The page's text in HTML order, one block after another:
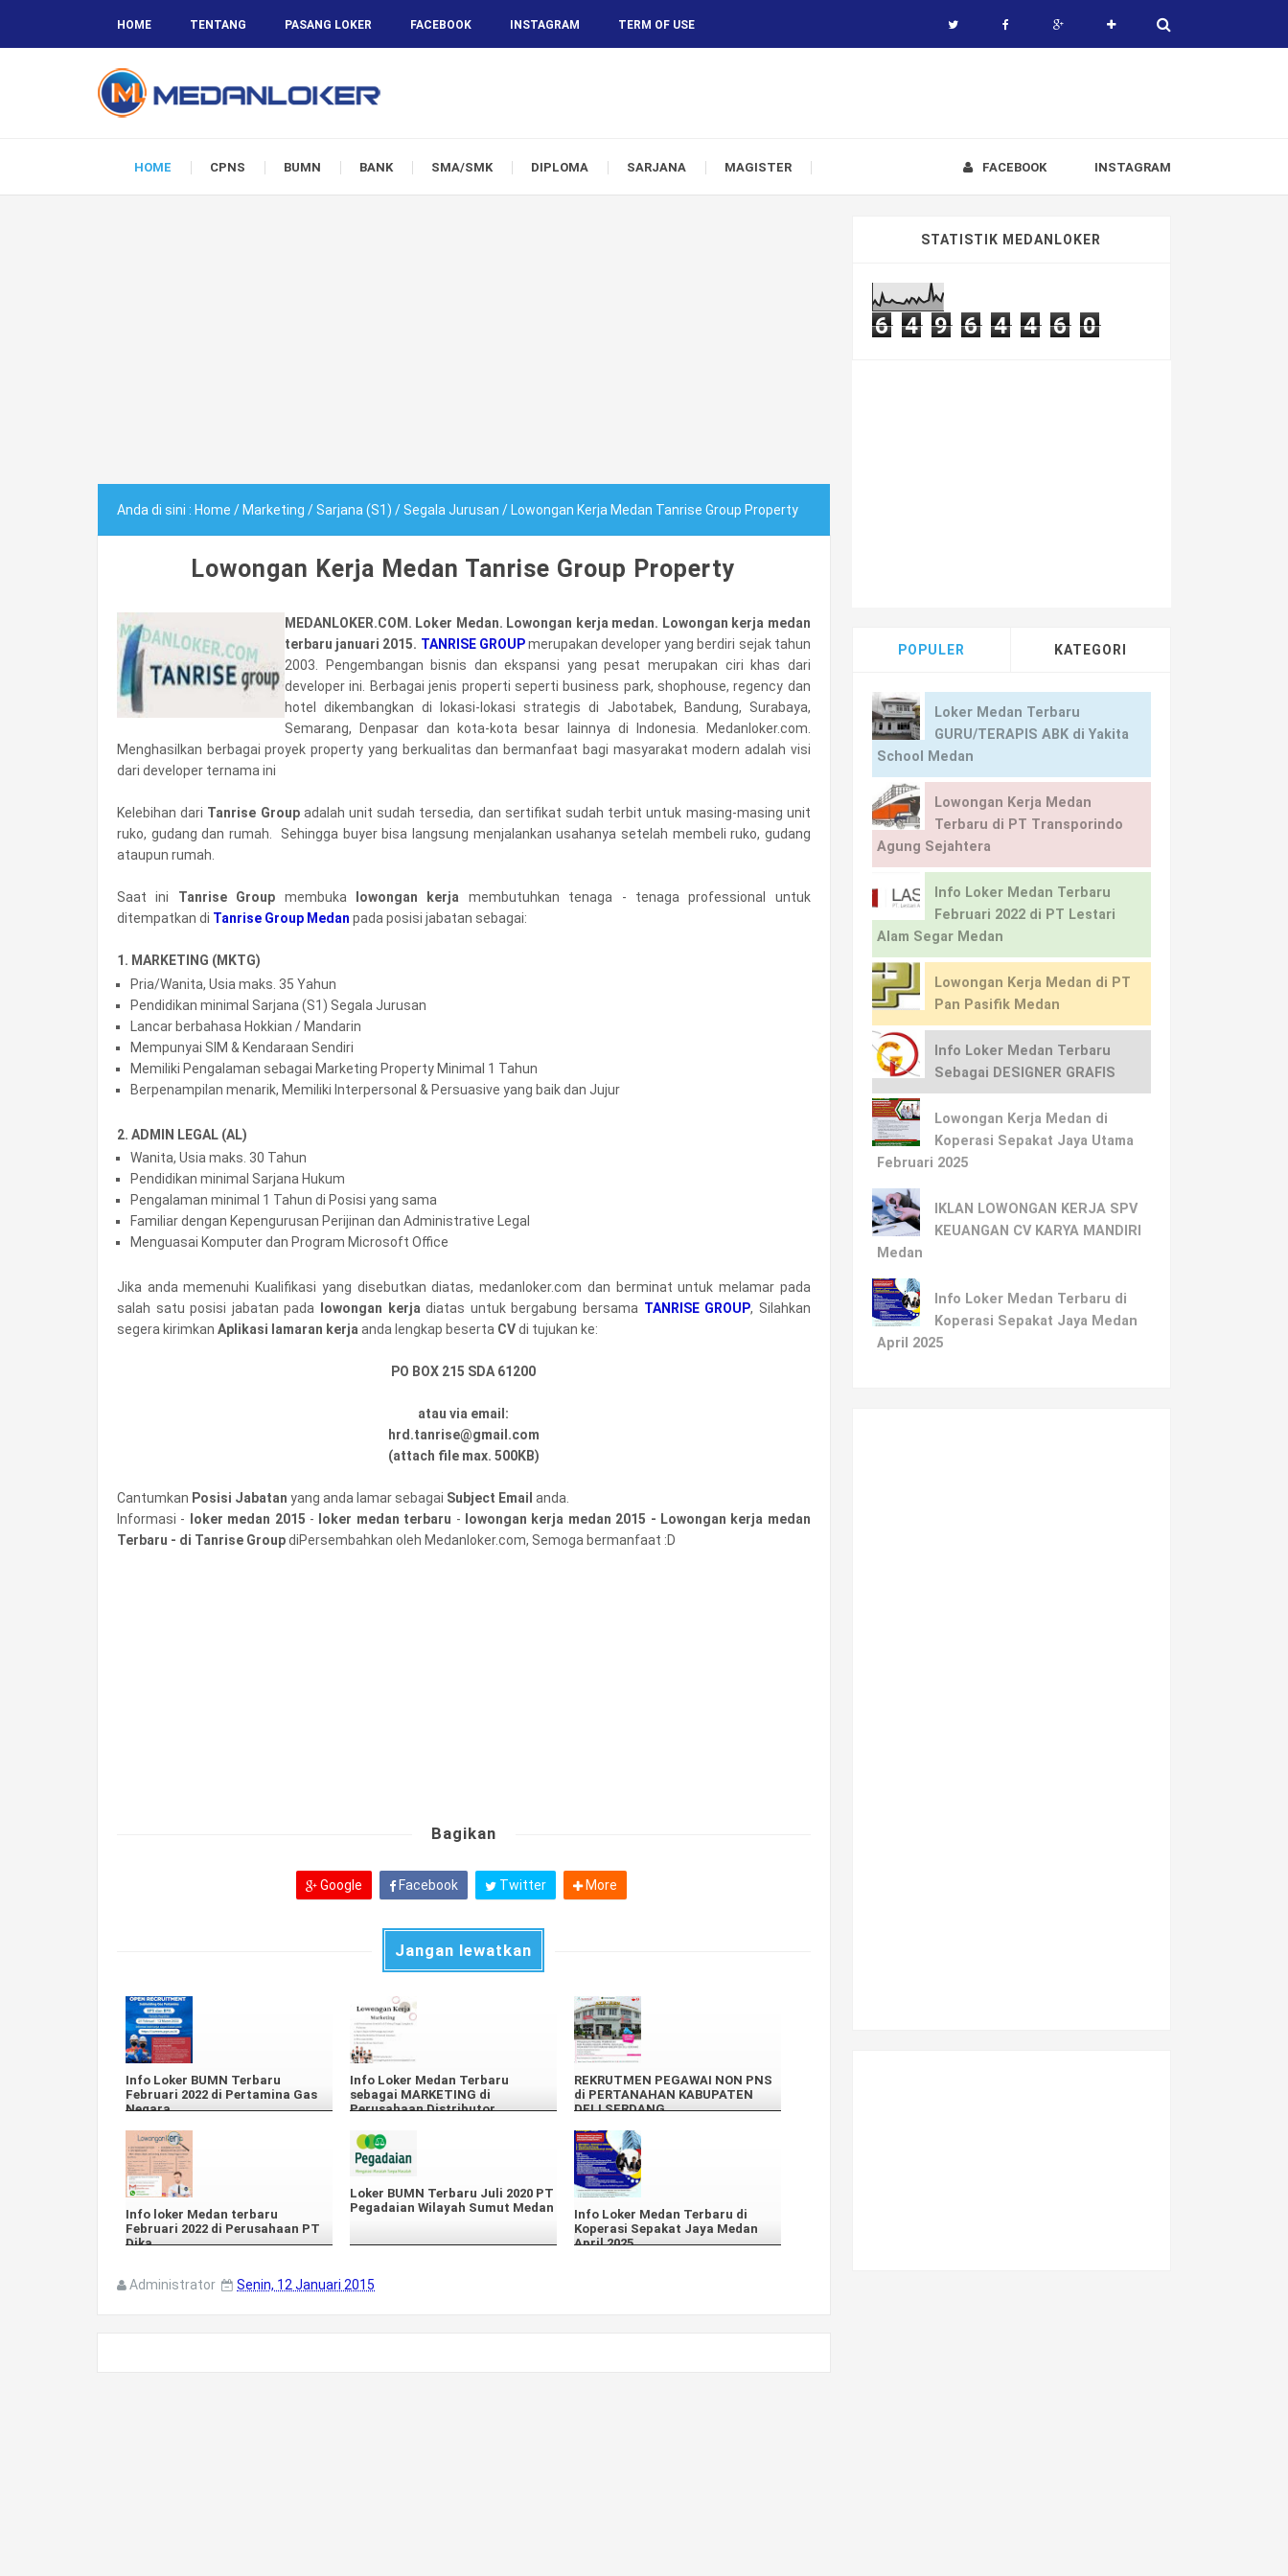
HOME TENTANG PASANG LOKER FACEBOOK INSTAGRAM TERM OF USE
HOME CPNS BUMN BANK SMA/SMK DIPLOMA SARJANA MAGISTER INSTAGRAM
FACEBOOK
Anda di sini : Home / Marketing /Sarjana (S1) /Segala Jurusan / Lowongan Kerja Medan Tanrise Group Property
Lowongan Kerja Medan Tanrise Group Property
MEDANLOKER.COM. Loker Medan. Lowongan kerja medan. Lowongan kerja medan
terbaru januari 2015. TANRISE GROUPmerupakan developer yang berdiri sejak tahun
2003. Pengembangan bisnis dan ekspansi yang pesat merupakan ciri khas dari
developer ini. Berbagai jenis properti seperti business park, shophouse, regency dan
hotel dikembangkan di lokasi-lokasi strategis di Jabotabek, Bandung, Surabaya,
Semarang, Denpasar dan kota-kota besar lainnya di Indonesia. Medanloker.com.
Menghasilkan berbagai proyek property yang berkualitas dan bermanfaat bagi masyarakat modern adalah visi
dari developer ternama ini
Kelebihan dari Tanrise Groupadalah unit sudah tersedia, dan sertifikat sudah terbit untuk masing-masing unit
ruko, gudang dan rumah. Sehingga buyer bisa langsung menjalankan usahanya setelah membeli ruko, gudang
ataupun rumah.
Saat ini Tanrise Group membuka lowongan kerja membutuhkan tenaga - tenaga professional untuk
ditempatkan di Tanrise Group Medan pada posisi jabatan sebagai:
1. MARKETING (MKTG)
Pria/Wanita, Usia maks. 35 Yahun
Pendidikan minimal Sarjana (S1) Segala Jurusan
Lancar berbahasa Hokkian / Mandarin
Mempunyai SIM & Kendaraan Sendiri
Memiliki Pengalaman sebagai Marketing Property Minimal 1 Tahun
Berpenampilan menarik, Memiliki Interpersonal & Persuasive yang baik dan Jujur
2. ADMIN LEGAL (AL)
Wanita, Usia maks. 30 Tahun
Pendidikan minimal Sarjana Hukum
Pengalaman minimal 1 Tahun di Posisi yang sama
Familiar dengan Kepengurusan Perijinan dan Administrative Legal
Menguasai Komputer dan Program Microsoft Office
Jika anda memenuhi Kualifikasi yang disebutkan diatas, medanloker.com dan berminat untuk melamar pada
salah satu posisi jabatan pada
lowongan kerja diatas untuk bergabung bersama TANRISE GROUP, Silahkan
segera kirimkan Aplikasi lamaran kerja anda lengkap beserta CVdi tujukan ke:
PO BOX 215 SDA 61200
atau via email:
hrd.tanrise@gmail.com
(attach file max. 500KB)
Cantumkan Posisi Jabatan yang anda lamar sebagai Subject Email anda.
Informasi -
loker medan 2015 - loker medan terbaru -
lowongan kerja medan 2015 - Lowongan kerja medan
Terbaru - di Tanrise GroupdiPersembahkan oleh Medanloker.com, Semoga bermanfaat :D
Bagikan
Google Facebook Twitter More
Jangan lewatkan
Info Loker BUMN Terbaru
Februari 2022 di Pertamina Gas
Negara
Info Loker Medan Terbaru
sebagai MARKETING di
Perusahaan Distributor
REKRUTMEN PEGAWAI NON PNS
di PERTANAHAN KABUPATEN
DELI SERDANG
Info loker Medan terbaru
Februari 2022 di Perusahaan PT
Dika
Loker BUMN Terbaru Juli 2020 PT
Pegadaian Wilayah Sumut Medan
Info Loker Medan Terbaru di
Koperasi Sepakat Jaya Medan
April 2025
Administrator Senin, 12 Januari 2015
STATISTIK MEDANLOKER
6 4 9 6 4 4 6 0
POPULER KATEGORI
Loker Medan Terbaru
GURU/TERAPIS ABK di Yakita
School Medan
Lowongan Kerja Medan
Terbaru di PT Transporindo
Agung Sejahtera
Info Loker Medan Terbaru
Februari 2022 di PT Lestari
Alam Segar Medan
Lowongan Kerja Medan di PT
Pan Pasifik Medan
Info Loker Medan Terbaru
Sebagai DESIGNER GRAFIS
Lowongan Kerja Medan di
Koperasi Sepakat Jaya Utama
Februari 2025
IKLAN LOWONGAN KERJA SPV
KEUANGAN CV KARYA MANDIRI
Medan
Info Loker Medan Terbaru di
Koperasi Sepakat Jaya Medan
April 2025